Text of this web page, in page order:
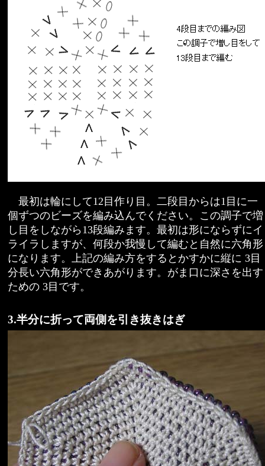
最初は輪にして12目作り目。二段目からは1目に一
個ずつのビーズを編み込んでください。この調子で増
し目をしながら13段編みます。最初は形にならずにイ
ライラしますが、何段か我慢して編むと自然に六角形
になります。上記の編み方をするとかすかに縦に 3目
分長い六角形ができあがります。がま口に深さを出す
ための 3目です。
3.半分に折って両側を引き抜きはぎ